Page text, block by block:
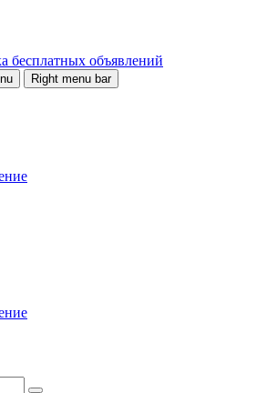
бесплатных объявлений
Right menu bar